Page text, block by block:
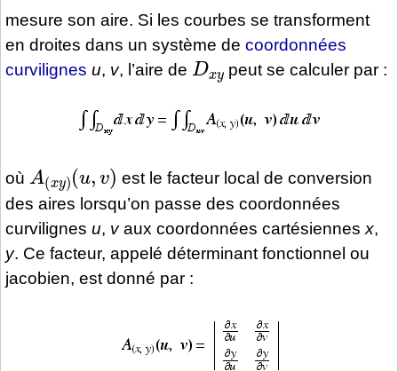
mesure son aire. Si les courbes se transforment
en droites dans un système de coordonnées
curvilignes u, v, l’aire de
Dx y
peut se calculer par :
où
A )
u
est le facteur local de conversion
des aires lorsqu’on passe des coordonnées
curvilignes u, vaux coordonnées cartésiennesx,
y. Ce facteur, appelé déterminant fonctionnel ou
jacobien, est donné par :